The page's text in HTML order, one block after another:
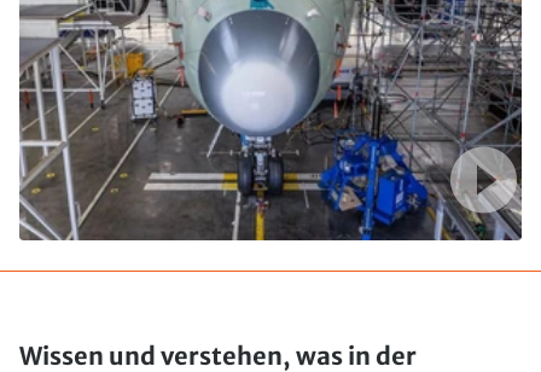
Wissen und verstehen, was in der